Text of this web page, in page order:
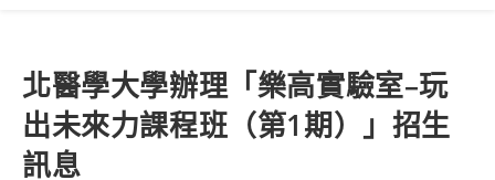
北醫學大學辦理「樂高實驗室–玩
出未來力課程班（第1期）」招生
訊息